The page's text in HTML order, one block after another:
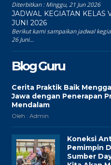
Diterbitkan :Minggu, 21 Jun 2026
JADWAL KEGIATAN KELAS
JUNI 2026
Berikut kami sampaikan jadwal
26 Juni...
Blog Guru
Cerita Praktik Baik
Jawa dengan Penerapan
Mendalam
Oleh : Admin
Koneksi
Pemimpin
Sumber